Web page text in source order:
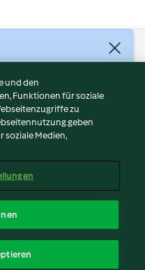
und den
Funktionen für soziale
zu
geben
soziale Medien,